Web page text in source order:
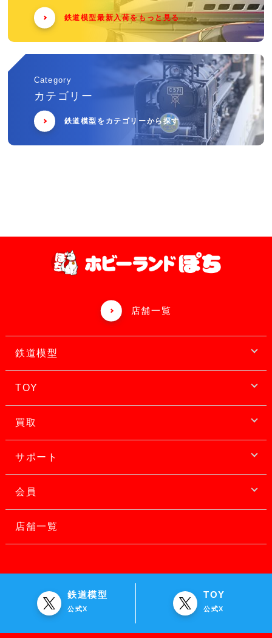
鉄道模型最新入荷をもっと見る
Category
カテゴリー
鉄道模型をカテゴリーから探す
店舗一覧
鉄道模型
TOY
買取
サポート
会員
店舗一覧
鉄道模型
公式X
TOY
公式X